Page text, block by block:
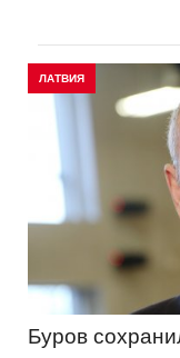
ЛАТВИЯ
Буров